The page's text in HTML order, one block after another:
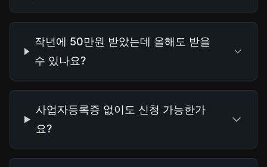
작년에 50만원 받았는데 올해도 받을
수 있나요?
사업자등록증 없이도 신청 가능한가
요?